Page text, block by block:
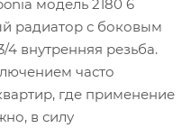
модель 2180 6
радиатор с боковым
внутренняя резьба.
часто
где применение
в силу